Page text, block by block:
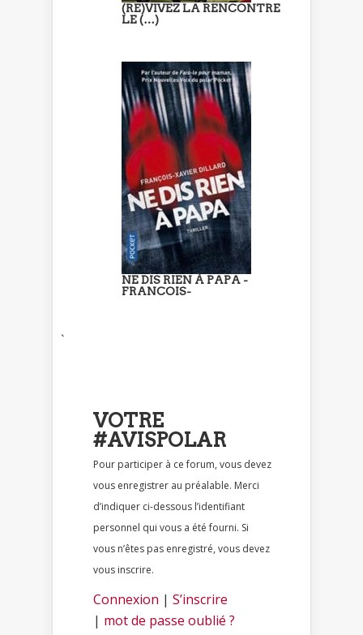
(RE)VIVEZ LA RENCONTRE
LE (…)
NE DIS RIEN À PAPA -
FRANCOIS-
`
VOTRE
#AVISPOLAR
Pour participer à ce forum, vous devez
vous enregistrer au préalable. Merci
d’indiquer ci-dessous l’identifiant
personnel qui vous a été fourni. Si
vous n’êtes pas enregistré, vous devez
vous inscrire.
Connexion | S’inscrire
| mot de passe oublié ?